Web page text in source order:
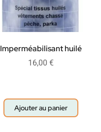
Imperméabilisant huilé
16,00 €
Ajouter au panier